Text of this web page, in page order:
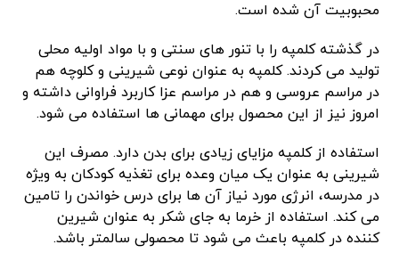
محبوبیت آن شده است.
در گذشته کلمپه را با تنور های سنتی و با مواد اولیه محلی
تولید می کردند. کلمپه به عنوان نوعی شیرینی و کلوچه هم
در مراسم عروسی و هم در مراسم عزا کاربرد فراوانی داشته و
امروز نیز از این محصول برای مهمانی ها استفاده می شود.
استفاده از کلمپه مزایای زیادی برای بدن دارد. مصرف این
شیرینی به عنوان یک میان وعده برای تغذیه کودکان به ویژه
در مدرسه، انرژی مورد نیاز آن ها برای درس خواندن را تامین
می کند. استفاده از خرما به جای شکر به عنوان شیرین
کننده در کلمپه باعث می شود تا محصولی سالمتر باشد.